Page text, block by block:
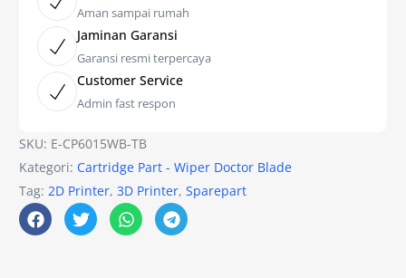
Aman sampai rumah
Jaminan Garansi
Garansi resmi terpercaya
Customer Service
Admin fast respon
SKU: E-CP6015WB-TB
Kategori: Cartridge Part - Wiper Doctor Blade
Tag:2D Printer,3D Printer,Sparepart